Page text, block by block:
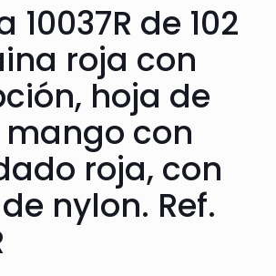
10037R de 102
roja con
hoja de
con
roja, con
nylon. Ref.